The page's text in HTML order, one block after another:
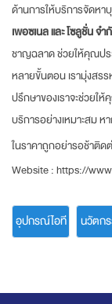
ด้านการให้บริการจัดหา
เพอซเนล และ โซลูชั่น จำ
ชาญฉลาด ช่วยให้คุณปร
หลายขั้นตอน เรามุ่งสร
ปรึกษาของเราจะช่วยใ
บริการอย่างเหมาะสม
ในราคาถูกอย่ารอช้าติด
Website :https://
อุปกรณ์ไอที นวัตก